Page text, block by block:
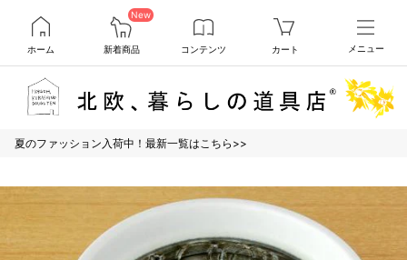
ホーム
New
新着商品 コンテンツ カート メニュー
夏のファッション入荷中！最新一覧はこちら>>